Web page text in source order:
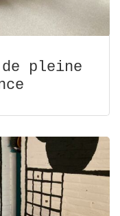
pleine